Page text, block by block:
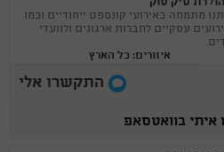
מתמחה באירועי קונספט ייחודיים וכמו
עסקיים לחברות ארגונים ולוועדי
איזורים: כל הארץ
התקשרו אלי
איתי בוואטסאפ